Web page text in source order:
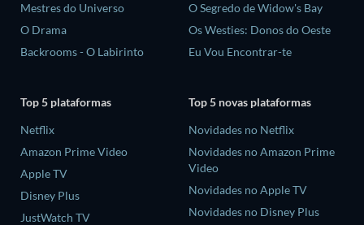
Mestres do Universo
O Drama
Backrooms - O Labirinto
O Segredo de Widow's Bay
Os Westies: Donos do Oeste
Eu Vou Encontrar-te
Top 5 plataformas
Netflix
Amazon Prime Video
Apple TV
Disney Plus
JustWatch TV
Top 5 novas plataformas
Novidades no Netflix
Novidades no Amazon Prime
Video
Novidades no Apple TV
Novidades no Disney Plus